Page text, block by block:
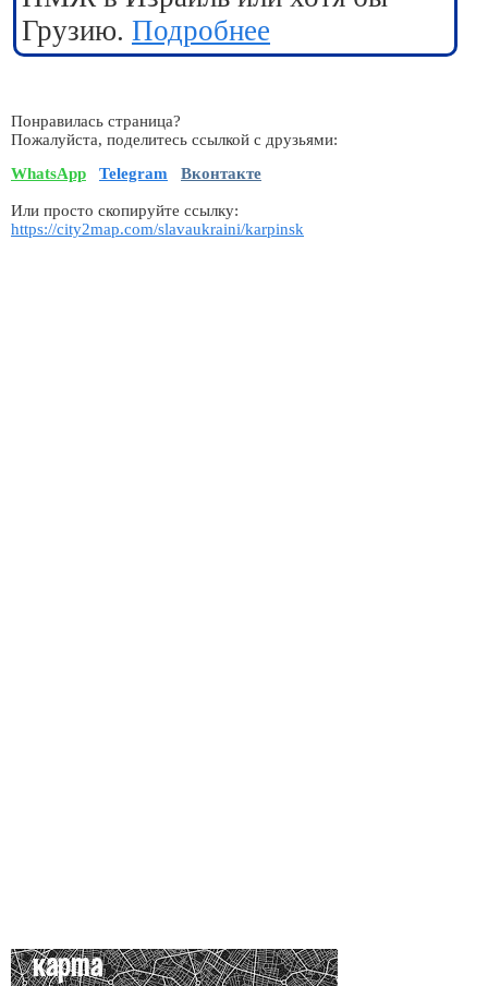
Грузию. Подробнее
Понравилась страница?
Пожалуйста, поделитесь ссылкой с друзьями:
WhatsApp
Telegram Вконтакте
Или просто скопируйте ссылку:
https://city2map.com/slavaukraini/karpinsk